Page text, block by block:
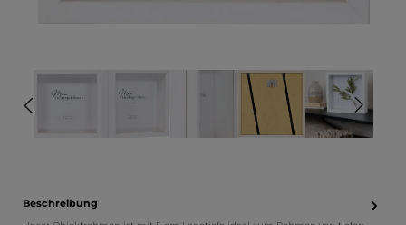
Beschreibung